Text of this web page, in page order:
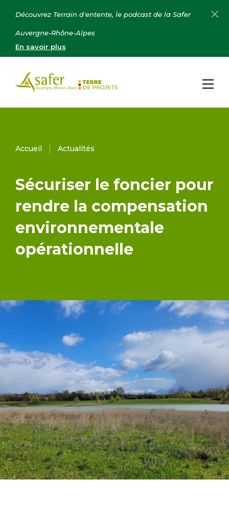
Découvrez Terrain d'entente, le podcast de la Safer
Auvergne-Rhône-Alpes
En savoir plus
Accueil Actualités
Sécuriser le foncier pour
rendre la compensation
environnementale
opérationnelle